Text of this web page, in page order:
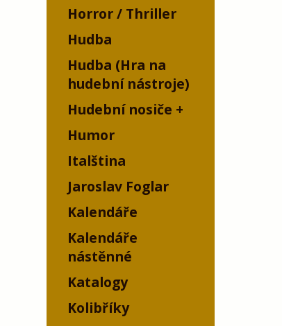
Horror / Thriller
Hudba
Hudba (Hra na
hudební nástroje)
Hudební nosiče
Humor
Italština
Jaroslav Foglar
Kalendáře
Kalendáře
nástěnné
Katalogy
Kolibříky